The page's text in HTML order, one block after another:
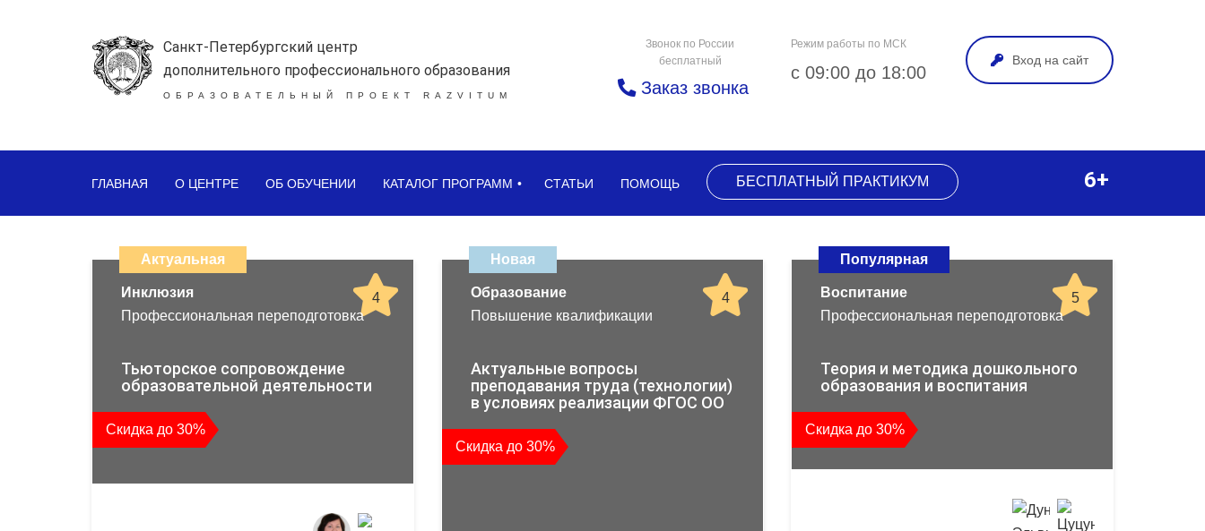
Санкт-Петербургский центр
дополнительного профессионального образования
ОБРАЗОВАТЕЛЬНЫЙ ПРОЕКТ RAZVITUM
Звонок по России
бесплатный
Заказ звонка
Режим работы по МСК
с 09:00 до 18:00
Вход на сайт
ГЛАВНАЯ О ЦЕНТРЕ ОБ ОБУЧЕНИИ КАТАЛОГ ПРОГРАММ СТАТЬИ ПОМОЩЬ БЕСПЛАТНЫЙ ПРАКТИКУМ 6+
дистанционных
образовательных
повышения
квалификации
и
профессиональной
переподготовки
Актуальная
4
Инклюзия
Профессиональная переподготовка
Тьюторское сопровождение
образовательной деятельности
Скидка до 30%
Новая
4
Образование
Повышение квалификации
Актуальные вопросы
преподавания труда (технологии)
в условиях реализации ФГОС ОО
Скидка до 30%
Популярная
5
Воспитание
Профессиональная переподготовка
Теория и методика дошкольного
образования и воспитания
Скидка до 30%